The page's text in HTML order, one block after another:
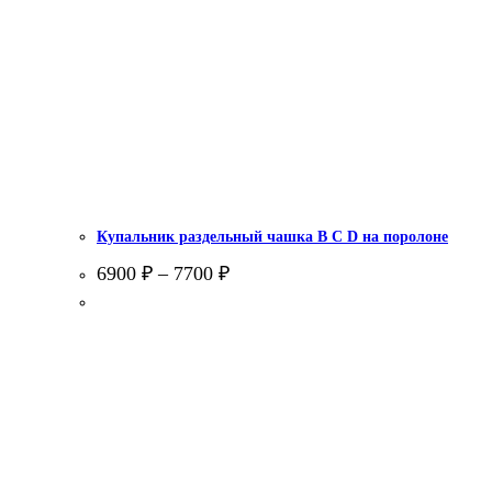
Купальник раздельный чашка В С D на поролоне
6900 ₽ – 7700 ₽